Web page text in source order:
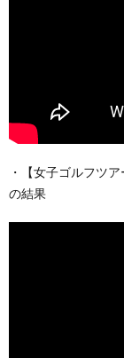
・【女子ゴルフツ
の結果